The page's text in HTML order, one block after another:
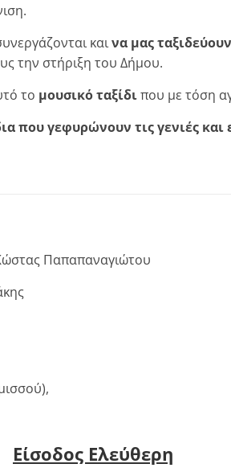
καινα μας
την στήριξη του Δήμου.
το μουσικό ταξίδιπου με τόση
που γεφυρώνουν τις γενιές και
Παπαπαναγιώτου
Είσοδος Ελεύθερη